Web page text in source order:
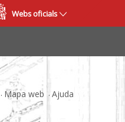
Webs oficials
Mapa web Ajuda